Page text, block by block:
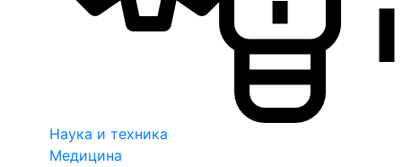
Наука и техника
Медицина